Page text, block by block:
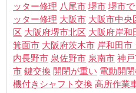
ッター修理 八尾市 堺市 堺市
ッター修理 大阪市 大阪市中央
区 大阪府堺市北区 大阪府岸和
箕面市 大阪府茨木市 岸和田市
内長野市 泉佐野市 泉南市 神
市 鍵交換 開閉が重い 電動開
機付きシャフト交換 高所作業